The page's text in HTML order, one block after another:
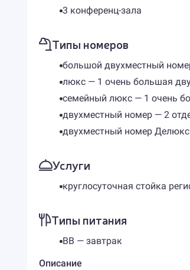
3 конференц-зала
Типы номеров
большой двухместный
люкс — 1 очень большая
семейный люкс — 1 очень
двухместный номер — 2
двухместный номер
Услуги
круглосуточная стойка
Типы питания
BB — завтрак
Описание